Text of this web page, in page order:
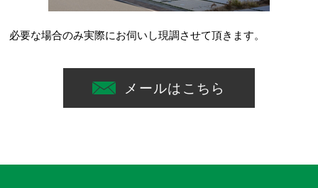
必要な場合のみ実際にお伺いし現調させて頂きます。
メールはこちら